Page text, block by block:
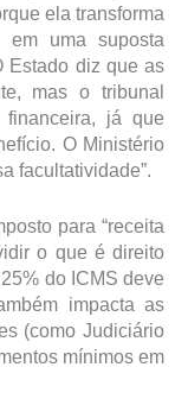
ela transforma
uma suposta
Estado diz que as
mas o tribunal
já que
O Ministério
facultatividade”.
para “receita
o que é direito
do ICMS deve
impacta as
(como Judiciário
mínimos em